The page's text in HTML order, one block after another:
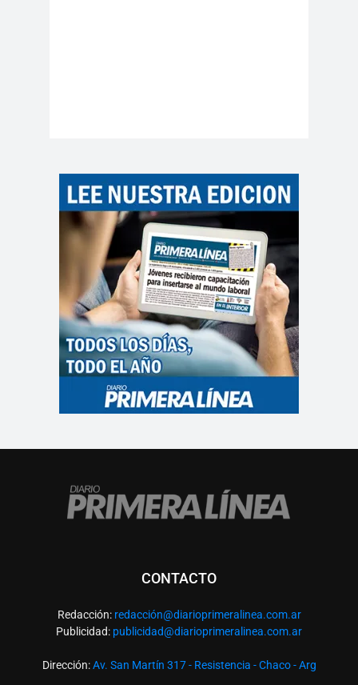
CONTACTO
Redacción: redacción@diarioprimeralinea.com.ar
Publicidad: publicidad@diarioprimeralinea.com.ar
Dirección:Av. San Martín 317 - Resistencia - Chaco - Arg